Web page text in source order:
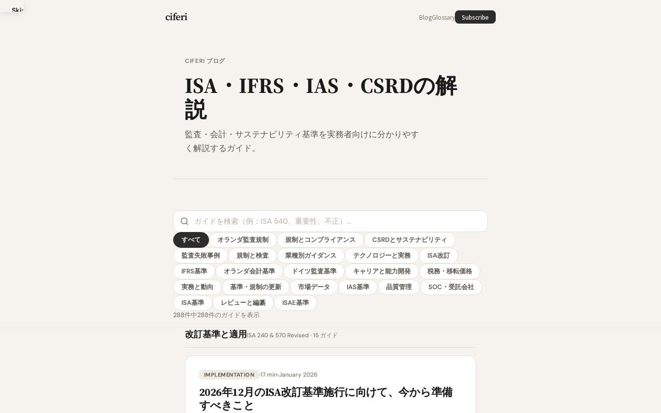
Skip
ciferi BlogGlossary Subscribe
CIFERI ブログ
ISA・IFRS・IAS・CSRDの解
説
監査・会計・サステナビリティ基準を実務者向けに分かりやす
く解説するガイド。
すべて オランダ監査規制 規制とコンプライアンス
CSRDとサステナビリティ
監査失敗事例
規制と検査 業種別ガイダンス テクノロジーと実務
ISA改訂
IFRS基準
オランダ会計基準 ドイツ監査基準 キャリアと能力開発
税務・移転価格
実務と動向
基準・規制の更新 市場データ IAS基準 品質管理
SOC・受託会社
ISA基準
レビューと編纂
ISAE基準
288件中288件のガイドを表示
改訂基準と適用ISA 240 & 570 Revised · 15 ガイド
IMPLEMENTATION 17 minJanuary 2026
2026年12月のISA改訂基準施行に向けて、今から準備
すべきこと